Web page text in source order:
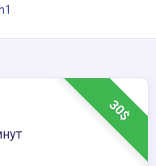
30$